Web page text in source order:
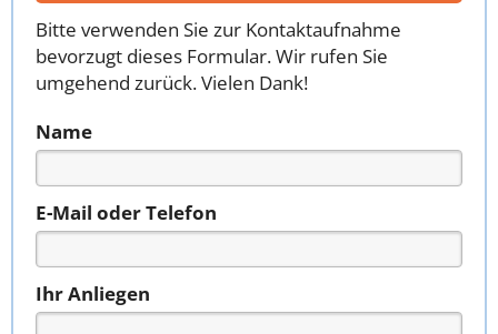
Bitte verwenden Sie zur Kontaktaufnahme
bevorzugt dieses Formular. Wir rufen Sie
umgehend zurück. Vielen Dank!
Name
E-Mail oder Telefon
Ihr Anliegen